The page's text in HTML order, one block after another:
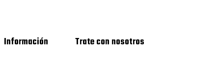
Información Trate con nosotros